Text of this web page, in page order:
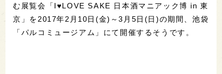
む展覧会「I♥LOVE SAKE 日本酒マニアック博 in 東
京」を2017年2月10日(金)～3月5日(日)の期間、池袋
「パルコミュージアム」にて開催するそうです。